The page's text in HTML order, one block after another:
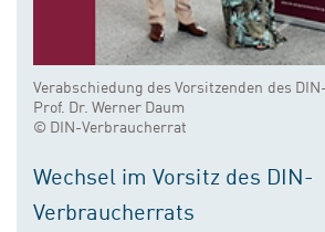
Verabschiedung des Vorsitzenden des
Prof. Dr. Werner Daum
© DIN-Verbraucherrat
Wechsel im Vorsitz des DIN-
Verbraucherrats